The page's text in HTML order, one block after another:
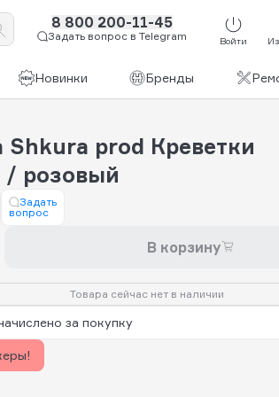
8 800 200-11-45
Задать вопрос в Telegram Войти
Новинки Бренды
рrоd Креветки
/ розовый
Задать
вопрос
В корзину
Товара сейчас нет в наличии
за покупку